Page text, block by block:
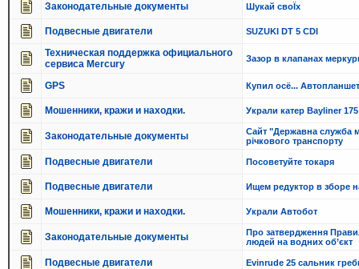
Законодательные документы Шукай своЇх
Подвесные двигатели SUZUKI DT 5 CDI
Техническая поддержка официального
сервиса Mercury
Зазор в клапанах
GPS Купил осё...
Мошенники, кражи и находки. Украли катер Bayliner 175
Законодательные документы
Сайт "Державна служба
річкового транспорту
Подвесные двигатели Посоветуйте токаря
Подвесные двигатели Ищем редуктор в зборе
Мошенники, кражи и находки. Украли Автобот
Законодательные документы
Про затвердження
людей на водних об’єкт
Подвесные двигатели Evinrude 25 сальник